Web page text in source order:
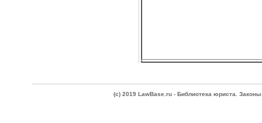
(c) 2019 LawBase.ru - Библиотека юриста.